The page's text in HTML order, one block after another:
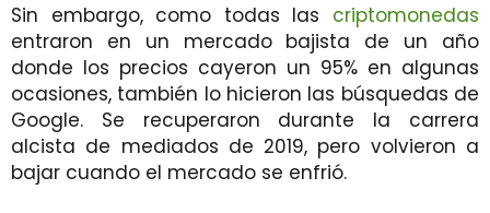
Sin embargo, como todas las criptomonedas
entraron en un mercado bajista de un año
donde los precios cayeron un 95% en algunas
ocasiones, también lo hicieron las búsquedas de
Google. Se recuperaron durante la carrera
alcista de mediados de 2019, pero volvieron a
bajar cuando el mercado se enfrió.